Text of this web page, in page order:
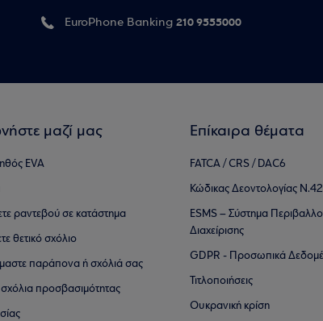
EuroPhone Banking 210 9555000
μαζί μας
EVA
ραντεβού σε κατάστημα
θετικό σχόλιο
παράπονα ή σχόλιά σας
σχόλια προσβασιμότητας
Επίκαιρα θέματα
FATCA / CRS / DAC6
Κώδικας Δεοντολογίας
ESMS – Σύστημα
Διαχείρισης
GDPR - Προσωπικά
Τιτλοποιήσεις
Ουκρανική κρίση